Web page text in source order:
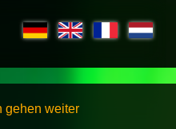
gehen weiter